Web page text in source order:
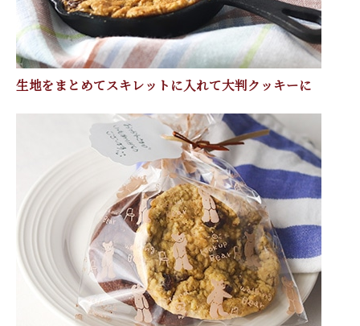
生地をまとめてスキレットに入れて大判クッキーに